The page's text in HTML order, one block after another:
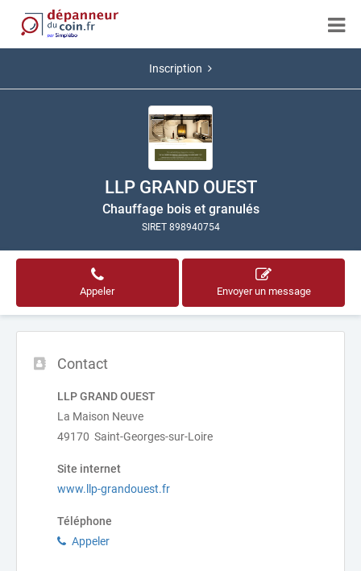
Inscription
LLP GRAND OUEST
Chauffage bois et granulés
SIRET 898940754
Appeler Envoyer un message
Contact
LLP GRAND OUEST
La Maison Neuve
49170 Saint-Georges-sur-Loire
Site internet
www.llp-grandouest.fr
Téléphone
Appeler